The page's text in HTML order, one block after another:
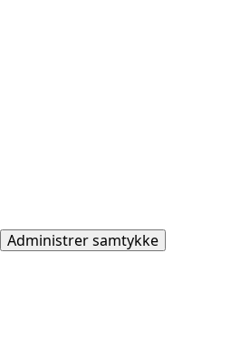
Administrer samtykke